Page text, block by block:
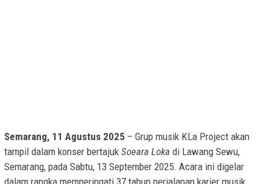
Semarang, 11 Agustus 2025 – Grup musik KLa Project akan
tampil dalam konser bertajuk Soeara Loka di Lawang Sewu,
Semarang, pada Sabtu, 13 September 2025. Acara ini digelar